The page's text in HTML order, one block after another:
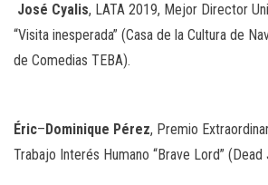
José Cyalis, LATA 2019, Mejor Director
“Visita inesperada” (Casa de la Cultura de
de Comedias TEBA).
Éric–Dominique Pérez, Premio
Trabajo Interés Humano “Brave Lord”